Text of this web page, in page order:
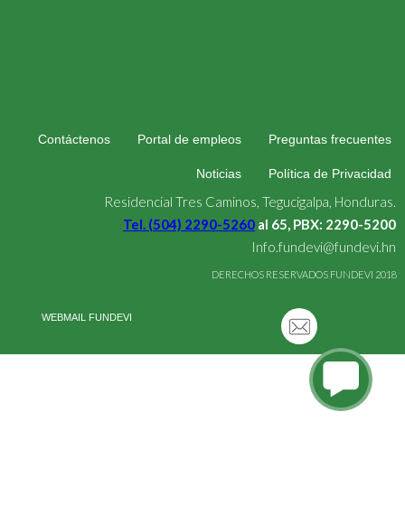
Contáctenos Portal de empleos Preguntas frecuentes
Noticias Política de Privacidad
Residencial Tres Caminos, Tegucigalpa, Honduras.
Tel. (504) 2290-5260 al 65, PBX: 2290-5200
Info.fundevi@fundevi.hn
DERECHOS RESERVADOS FUNDEVI 2018
WEBMAIL FUNDEVI